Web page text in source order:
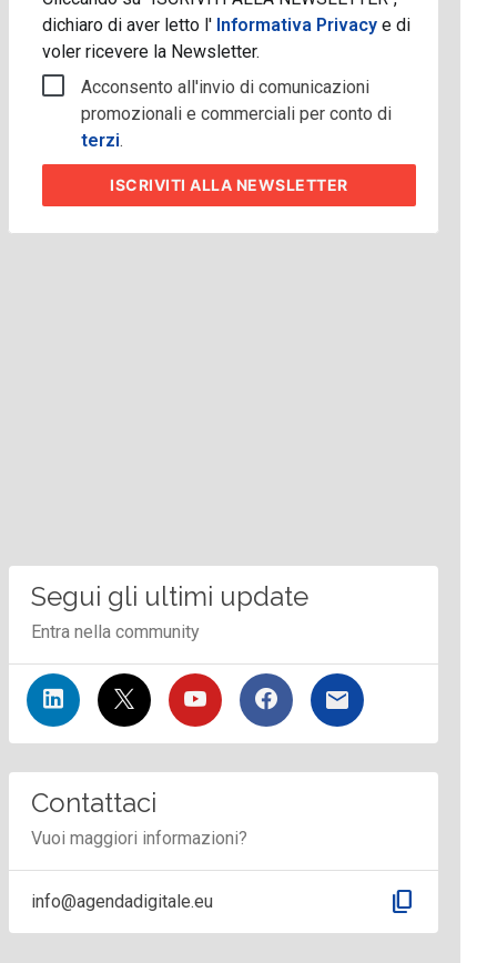
dichiaro di aver letto l' Informativa Privacye di
voler ricevere la Newsletter.
Acconsento all'invio di comunicazioni
promozionali e commerciali per conto di
terzi.
ISCRIVITIALLA NEWSLETTER
Segui gli ultimi update
Entra nella community
Contattaci
Vuoi maggiori informazioni?
info@agendadigitale.eu content_copy